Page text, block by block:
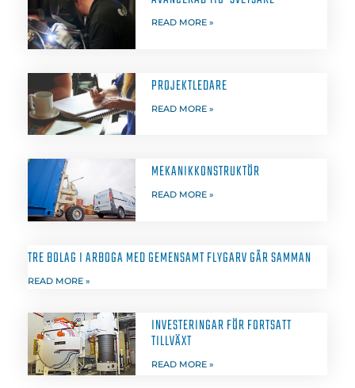
READ MORE »
PROJEKTLEDARE
READ MORE »
MEKANIKKONSTRUKTÖR
READ MORE »
TRE BOLAG I ARBOGA MED GEMENSAMT FLYGARV GÅR SAMMAN
READ MORE »
INVESTERINGAR FÖR FORTSATT
TILLVÄXT
READ MORE »